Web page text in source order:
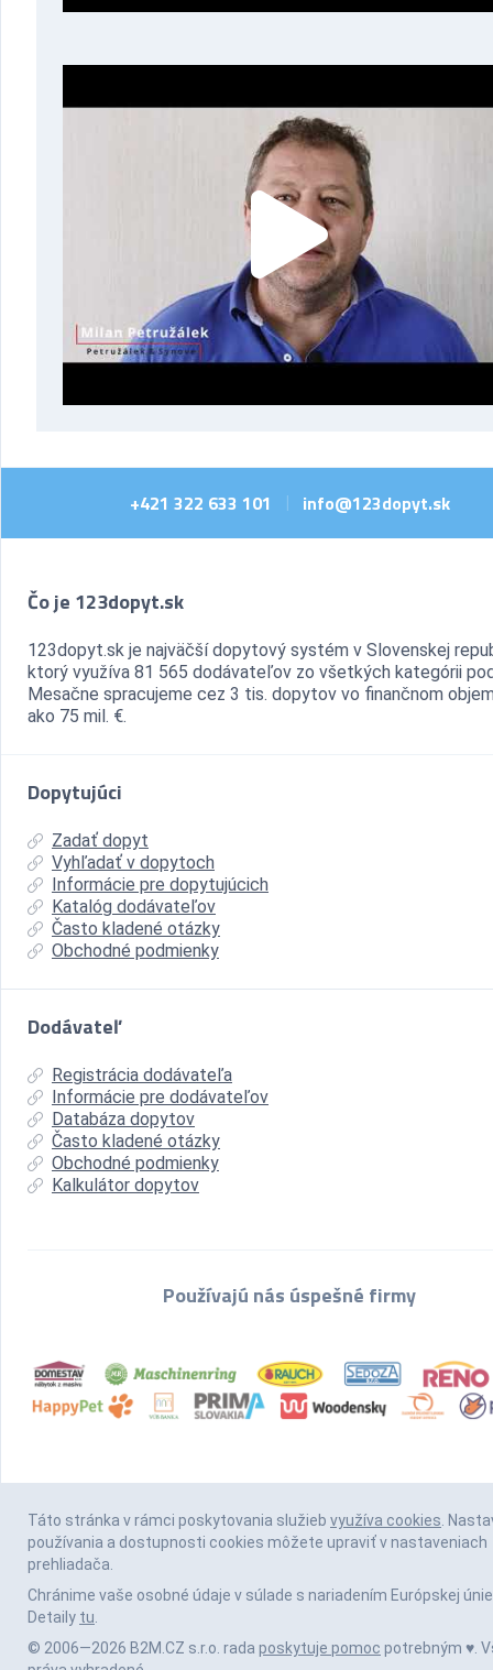
+421 322 633 101 info@123dopyt.sk
Čo je 123dopyt.sk
123dopyt.sk je najväčší dopytový systém v Slovenskej
ktorý využíva 81 565 dodávateľov zo všetkých kategórii
Mesačne spracujeme cez 3 tis. dopytov vo finančnom
ako 75 mil. €.
Dopytujúci
Zadať dopyt
Vyhľadať v dopytoch
Informácie pre dopytujúcich
Katalóg dodávateľov
Často kladené otázky
Obchodné podmienky
Dodávateľ
Registrácia dodávateľa
Informácie pre dodávateľov
Databáza dopytov
Často kladené otázky
Obchodné podmienky
Kalkulátor dopytov
Používajú nás úspešné firmy
Táto stránka v rámci poskytovania služieb využíva cookies.
používania a dostupnosti cookies môžete upraviť v nastaveniach
prehliadača.
Chránime vaše osobné údaje v súlade s nariadením Európskej únie
Detaily tu.
© 2006—2026 B2M.CZ s.r.o. rada poskytuje pomoc potrebným ♥️.